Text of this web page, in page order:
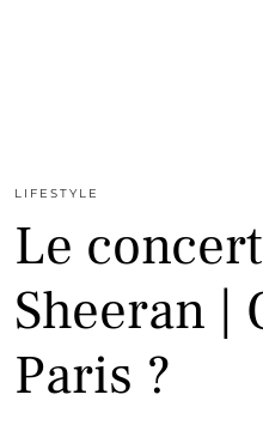
LIFESTYLE
Le
Sheeran |
Paris ?